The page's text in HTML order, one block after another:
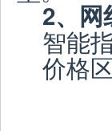
2、 网
智能
价格